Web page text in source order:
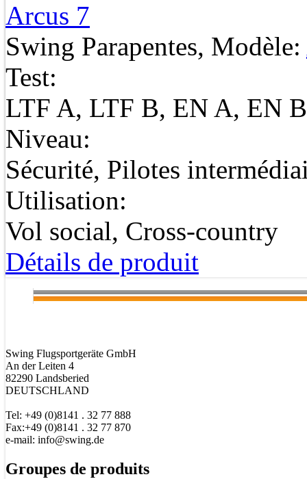
Arcus 7
Swing Parapentes, Modèle:
Test:
LTF A, LTF B, EN A, EN B
Niveau:
Sécurité, Pilotes
Utilisation:
Vol social, Cross-country
Détails de produit
Swing Flugsportgeräte GmbH
An der Leiten 4
82290 Landsberied
DEUTSCHLAND
Tel: +49 (0)8141 . 32 77 888
Fax:+49 (0)8141 . 32 77 870
e-mail: info@swing.de
Groupes de produits